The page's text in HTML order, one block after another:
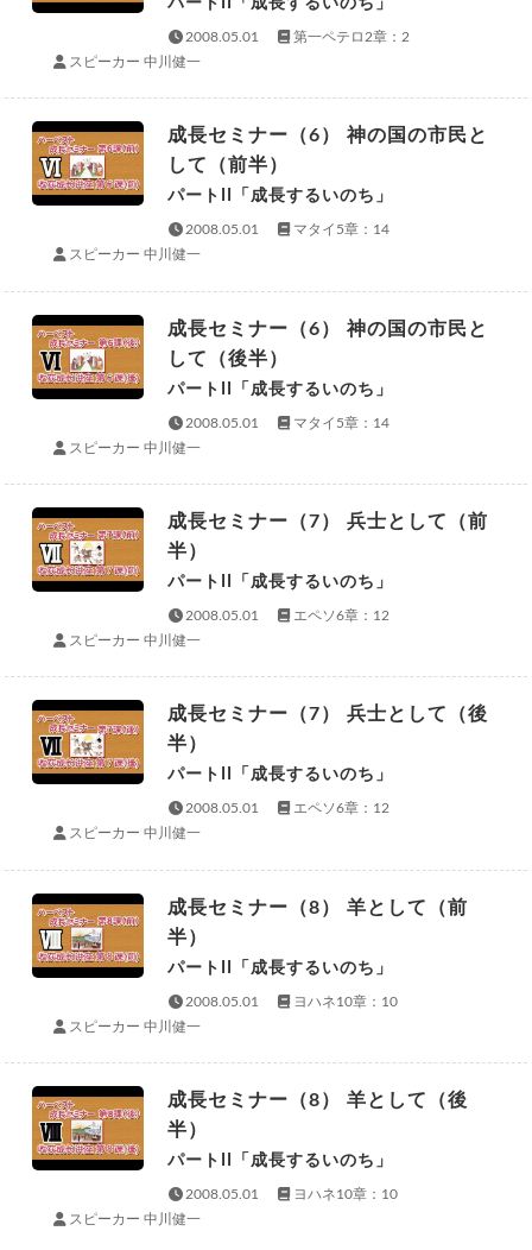
パートII「成長するいのち」
2008.05.01
第一ペテロ2章：2
スピーカー 中川健一
成長セミナー（6） 神の国の市民と
して（前半）
パートII「成長するいのち」
2008.05.01
マタイ5章：14
スピーカー 中川健一
成長セミナー（6） 神の国の市民と
して（後半）
パートII「成長するいのち」
2008.05.01
マタイ5章：14
スピーカー 中川健一
成長セミナー（7） 兵士として（前
半）
パートII「成長するいのち」
2008.05.01
エペソ6章：12
スピーカー 中川健一
成長セミナー（7） 兵士として（後
半）
パートII「成長するいのち」
2008.05.01
エペソ6章：12
スピーカー 中川健一
成長セミナー（8） 羊として（前
半）
パートII「成長するいのち」
2008.05.01
ヨハネ10章：10
スピーカー 中川健一
成長セミナー（8） 羊として（後
半）
パートII「成長するいのち」
2008.05.01
ヨハネ10章：10
スピーカー 中川健一